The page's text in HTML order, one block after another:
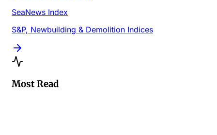
SeaNews Index
S&P, Newbuilding & Demolition Indices
Most Read